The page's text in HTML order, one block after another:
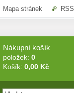
Mapa stránek RSS
Nákupní košík
položek: 0
Košík: 0,00 Kč